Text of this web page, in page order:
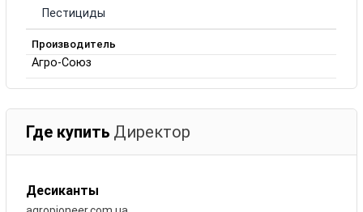
Пестициды
Производитель
Агро-Союз
Где купить Директор
Десиканты